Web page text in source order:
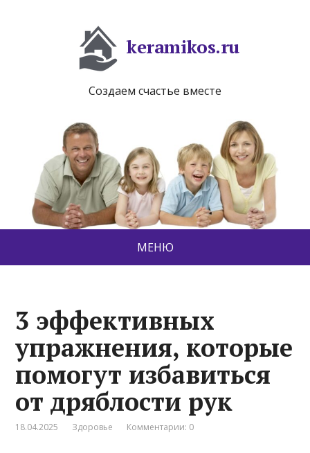
keramikos.ru
Создаем счастье вместе
МЕНЮ
3 эффективных
упражнения, которые
помогут избавиться
от дряблости рук
18.04.2025 Здоровье Комментарии: 0